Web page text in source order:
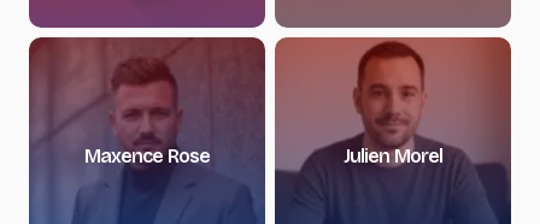
Maxence Rose Julien Morel